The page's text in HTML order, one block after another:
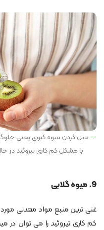
میل کردن میوه کیوی یعنی
با مشکل کم کاری تیروئید
9. میوه گلابی
غنی ترین منبع مواد معدنی
کم کاری تیروئید را می توان در